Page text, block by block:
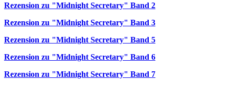
Rezension zu "Midnight Secretary" Band 2
Rezension zu "Midnight Secretary" Band 3
Rezension zu "Midnight Secretary" Band 5
Rezension zu "Midnight Secretary" Band 6
Rezension zu "Midnight Secretary" Band 7